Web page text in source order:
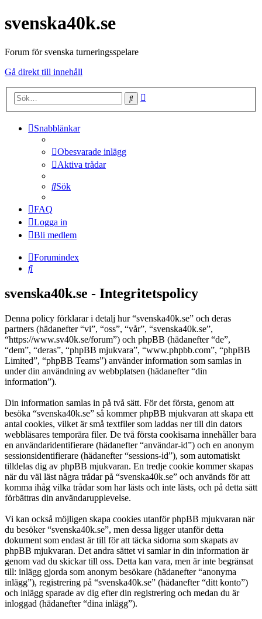
svenska40k.se
Forum för svenska turneringsspelare
Gå direkt till innehåll
Sök
Snabblänkar
Obesvarade inlägg
Aktiva trådar
Sök
FAQ
Logga in
Bli medlem
Forumindex
Sök
svenska40k.se - Integritetspolicy
Denna policy förklarar i detalj hur “svenska40k.se” och deras
partners (hädanefter “vi”, “oss”, “vår”, “svenska40k.se”,
“https://www.sv40k.se/forum”) och phpBB (hädanefter “de”,
“dem”, “deras”, “phpBB mjukvara”, “www.phpbb.com”, “phpBB
Limited”, “phpBB Teams”) använder information som samlas in
under din användning av webbplatsen (hädanefter “din
information”).
Din information samlas in på två sätt. För det första, genom att
besöka “svenska40k.se” så kommer phpBB mjukvaran att skapa ett
antal cookies, vilket är små textfiler som laddas ner till din dators
webbläsares temporära filer. De två första cookisarna innehåller bara
en användaridentifierare (hädanefter “användar-id”) och en anonym
sessionsidentifierare (hädanefter “sessions-id”), som automatiskt
tilldelas dig av phpBB mjukvaran. En tredje cookie kommer skapas
när du väl läst några trådar på “svenska40k.se” och används för att
komma ihåg vilka trådar som har lästs och inte lästs, och på detta sätt
förbättras din användarupplevelse.
Vi kan också möjligen skapa cookies utanför phpBB mjukvaran när
du besöker “svenska40k.se”, men dessa ligger utanför detta
dokument som endast är till för att täcka sidorna som skapats av
phpBB mjukvaran. Det andra sättet vi samlar in din information är
genom vad du skickar till oss. Detta kan vara, men är inte begränsat
till: inlägg gjorda som anonym besökare (hädanefter “anonyma
inlägg”), registrering på “svenska40k.se” (hädanefter “ditt konto”)
och inlägg sparade av dig efter din registrering och medan du är
inloggad (hädanefter “dina inlägg”).